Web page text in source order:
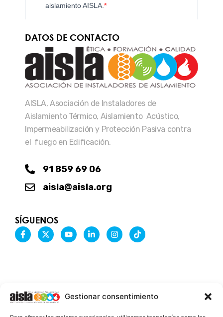
Gestionar consentimiento
DATOS DE CONTACTO
AISLA, Asociación de Instaladores de
Aislamiento Térmico, Aislamiento Acústico,
Impermeabilización y Protección Pasiva contra
el fuego en Edificación.
91 859 69 06
aisla@aisla.org
SÍGUENOS
F
a
-
f
X
-
r
Y
o
L
i
-
i
I
n
m
T
i